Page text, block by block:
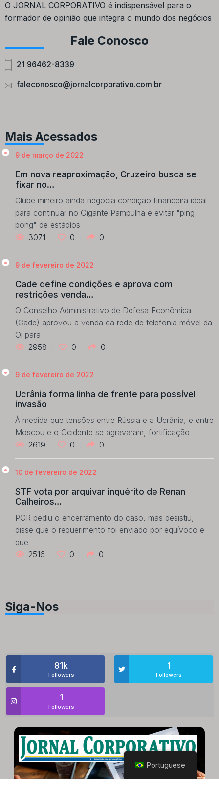
O JORNAL CORPORATIVO é indispensável para o
formador de opinião que integra o mundo dos negócios
Fale Conosco
21 96462-8339
faleconosco@jornalcorporativo.com.br
Mais Acessados
9 de março de 2022
Em nova reaproximação, Cruzeiro busca se
fixar no…
Clube mineiro ainda negocia condição financeira ideal
para continuar no Gigante Pampulha e evitar "ping-
pong" de estádios
3071
0 0
9 de fevereiro de 2022
Cade define condições e aprova com
restrições venda…
O Conselho Administrativo de Defesa Econômica
(Cade) aprovou a venda da rede de telefonia móvel da
Oi para
2958
0 0
9 de fevereiro de 2022
Ucrânia forma linha de frente para possível
invasão
À medida que tensões entre Rússia e a Ucrânia, e entre
Moscou e o Ocidente se agravaram, fortificação
2619
0 0
10 de fevereiro de 2022
STF vota por arquivar inquérito de Renan
Calheiros…
PGR pediu o encerramento do caso, mas desistiu,
disse que o requerimento foi enviado por equívoco e
que
2516
0 0
Siga-Nos
81k
Followers
1
Followers
1
Followers
Portuguese